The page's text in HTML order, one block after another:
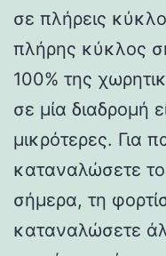
σε πλήρεις
πλήρης κύκλος
100% της
σε μία διαδρομή
μικρότερες. Για
καταναλώσετε
σήμερα, τη
καταναλώσετε